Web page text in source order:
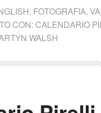
FOTOGRAFIA,
CON:CALENDARIO
WALSH